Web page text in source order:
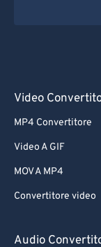
Video
MP4 Convertitore
Video A GIF
MOV A MP4
Convertitore video
Audio